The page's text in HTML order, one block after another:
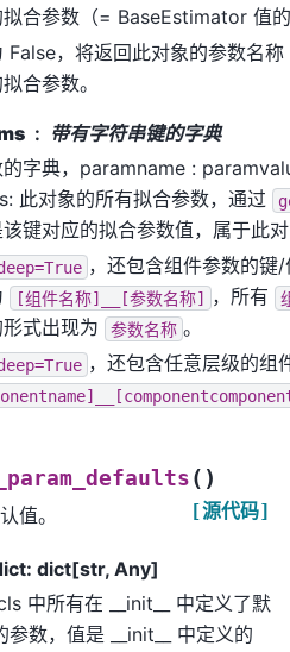
合参数（= BaseEstimator 值
False，将返回此对象的参数名
合参数。
带有字符串键的字典
字典，paramname :
此对象的所有拟合参数，通过
键对应的拟合参数值，属于此
，还包含组件参数的键
[组件名称]__[参数名称] ，所有
式出现为 参数名称 。
，还包含任意层级的组
( )
[源代码]
值。
dict[str, Any]
中所有在 __init__ 中定义了默
参数，值是 __init__ 中定义的